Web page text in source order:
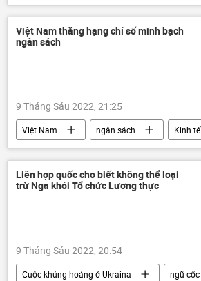
Chiến dịch quân sự đặc biệt tại Ukraina
Ukraina
DNR
khủng bố
vi phạm
Việt Nam thăng hạng chỉ số minh bạch
ngân sách
9 Tháng Sáu 2022, 21:25
Việt Nam ngân sách
Kinh tế
nhà hàng
Bộ Tài Chính VN
Liên hợp quốc cho biết không thể loại
trừ Nga khỏi Tổ chức Lương thực
9 Tháng Sáu 2022, 20:54
Cuộc khủng hoảng ở Ukraina
ngũ cốc